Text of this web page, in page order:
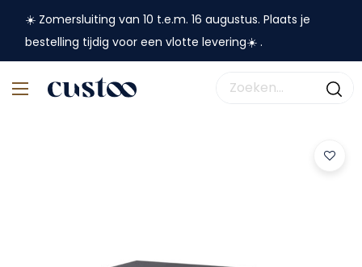
☀️ Zomersluiting van 10 t.e.m. 16 augustus. Plaats je
bestelling tijdig voor een vlotte levering☀️ .